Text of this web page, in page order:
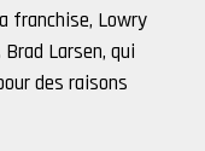
franchise, Lowry
Larsen, qui
des raisons